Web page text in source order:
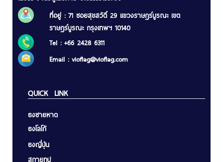
ที่อยู่ : 71 ซอยสุขสวัดิ์ 29 แขวงราษฎร์บูรณะ เขต
ราษฎร์บูรณะ กรุงเทพฯ 10140
Tel : +66 2428 6311
Email : vioflag@vioflag.com
QUICK LINK
ธงชายหาด
ธงโลโก้
ธงญี่ปุ่น
สกายทูป